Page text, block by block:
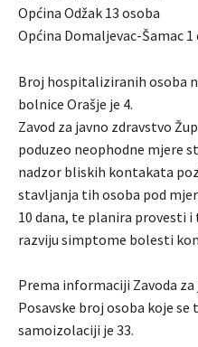
Općina Odžak 13 osoba
Općina Domaljevac-Šamac 1
Broj hospitaliziranih osoba
bolnice Orašje je 4.
Zavod za javno zdravstvo
poduzeo neophodne mjere
nadzor bliskih kontakata
stavljanja tih osoba pod
10 dana, te planira provesti
razviju simptome bolesti
Prema informaciji Zavoda
Posavske broj osoba koje
samoizolaciji je 33.